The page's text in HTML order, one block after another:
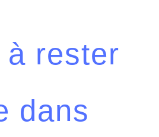
rester
dans